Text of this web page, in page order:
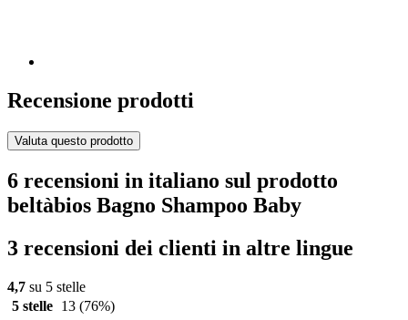
Recensione prodotti
Valuta questo prodotto
6 recensioni in italiano sul prodotto
beltàbios Bagno Shampoo Baby
3 recensioni dei clienti in altre lingue
4,7 su 5 stelle
5 stelle
13 (76%)